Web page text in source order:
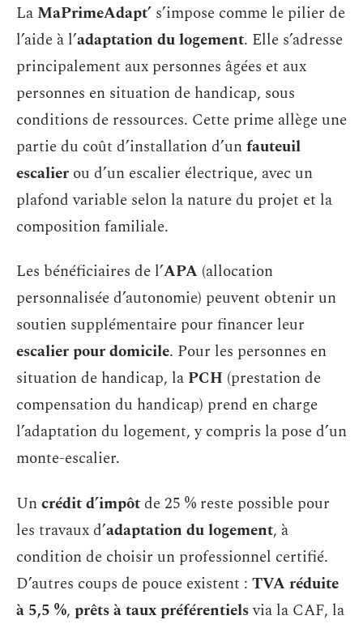
La MaPrimeAdapt’ s’impose comme le pilier de
l’aide à l’adaptation du logement. Elle s’adresse
principalement aux personnes âgées et aux
personnes en situation de handicap, sous
conditions de ressources. Cette prime allège une
partie du coût d’installation d’unfauteuil
escalier ou d’un escalier électrique, avec un
plafond variable selon la nature du projet et la
composition familiale.
Les bénéficiaires de l’APA (allocation
personnalisée d’autonomie) peuvent obtenir un
soutien supplémentaire pour financer leur
escalier pour domicile. Pour les personnes en
situation de handicap, la PCH (prestation de
compensation du handicap) prend en charge
l’adaptation du logement, y compris la pose d’un
monte-escalier.
Uncrédit d’impôtde 25 % reste possible pour
les travaux d’adaptation du logement, à
condition de choisir un professionnel certifié.
D’autres coups de pouce existent : TVA réduite
à 5,5 %, prêts à taux préférentielsvia la CAF, la